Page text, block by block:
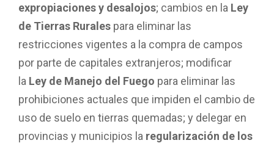
expropiaciones y desalojos; cambios en la Ley
de Tierras Rurales para eliminar las
restricciones vigentes a la compra de campos
por parte de capitales extranjeros; modificar
la Ley de Manejo del Fuego para eliminar las
prohibiciones actuales que impiden el cambio de
uso de suelo en tierras quemadas; y delegar en
provincias y municipios la regularización de los